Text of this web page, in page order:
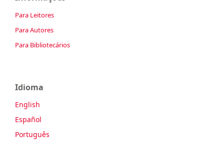
Para Leitores
Para Autores
Para Bibliotecários
Idioma
English
Español
Português